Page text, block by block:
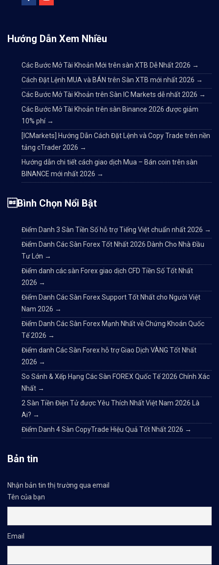
Hướng Dẫn Xem Nhiều
Các Bước Mở Tài Khoản Mới trên sàn XTB Dễ Nhất 2026 →
Cách Đặt Lệnh MUA và BÁN trên Sàn XTB mới nhất 2026 →
Các Bước Mở Tài Khoản trên Sàn IC Markets dễ nhất 2026 →
Các Bước Mở Tài Khoản trên sàn Binance 2026 được giảm
10% phí →
[ICMarkets] Hướng Dẫn Cách Đặt Lệnh và Copy Trade trên nền
tảng cTrader 2026 →
Hướng dẫn chi tiết cách giao dịch Mua – Bán coin trên sàn
BINANCE mới nhất 2026 →
Bình Chọn Nổi Bật
Điểm Danh 3 Sàn Tiền Số hỗ trợ Tiếng Việt chuẩn nhất 2026 →
Điểm Danh Các Sàn Forex Tốt Nhất 2026 Dành Cho Nhà Đầu
Tư Lớn →
Điểm danh các sàn Forex giao dịch CFD Tiền Số Tốt Nhất
2026 →
Điểm Danh Các Sàn Forex Support Tốt Nhất cho Người Việt
Nam 2026 →
Điểm Danh Các Sàn Forex Mạnh Nhất về Chứng Khoán Quốc
Tế 2026 →
Điểm danh Các Sàn Forex hỗ trợ Giao Dịch VÀNG Tốt Nhất
2026 →
So Sánh & Xếp Hạng Các Sàn FOREX Quốc Tế 2026 Chính Xác
Nhất →
2 Sàn Tiền Điện Tử được Yêu Thích Nhất Việt Nam 2026 Là
Ai? →
Điểm Danh 4 Sàn CopyTrade Hiệu Quả Tốt Nhất 2026 →
Bản tin
Nhận bản tin thị trường qua email
Tên của bạn
Email